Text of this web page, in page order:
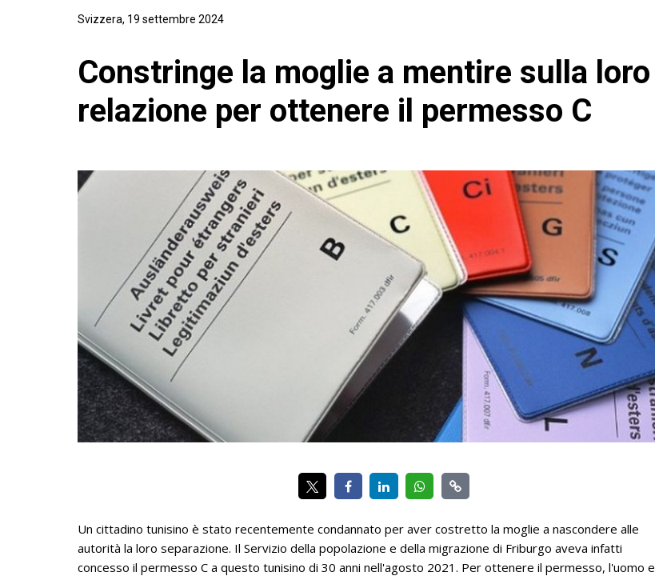
Svizzera, 19 settembre 2024
Constringe la moglie a mentire sulla loro
relazione per ottenere il permesso C
Un cittadino tunisino è stato recentemente condannato per aver costretto la moglie a nascondere alle
autorità la loro separazione. Il Servizio della popolazione e della migrazione di Friburgo aveva infatti
concesso il permesso C a questo tunisino di 30 anni nell'agosto 2021. Per ottenere il permesso, l'uomo e